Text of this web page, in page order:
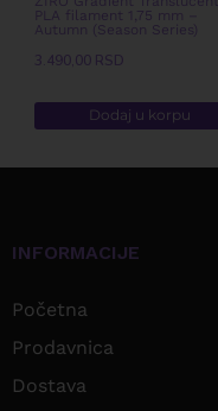
PLA filament 1,75 mm –
Autumn (Season Series)
3.490,00 RSD
Dodaj u korpu
INFORMACIJE
Početna
Prodavnica
Dostava